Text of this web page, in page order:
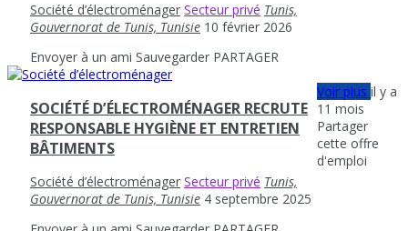
Société d’électroménager Secteur privé Tunis,
Gouvernorat de Tunis, Tunisie 10 février 2026
Envoyer à un ami Sauvegarder PARTAGER
SOCIÉTÉ D’ÉLECTROMÉNAGER RECRUTE
RESPONSABLE HYGIÈNE ET ENTRETIEN
BÂTIMENTS
Société d’électroménager Secteur privé Tunis,
Gouvernorat de Tunis, Tunisie 4 septembre 2025
Voir plusil y a
11 mois
Partager
cette offre
d'emploi